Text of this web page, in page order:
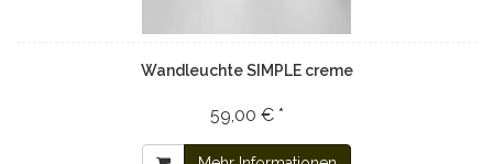
Wandleuchte SIMPLE creme
59,00 € *